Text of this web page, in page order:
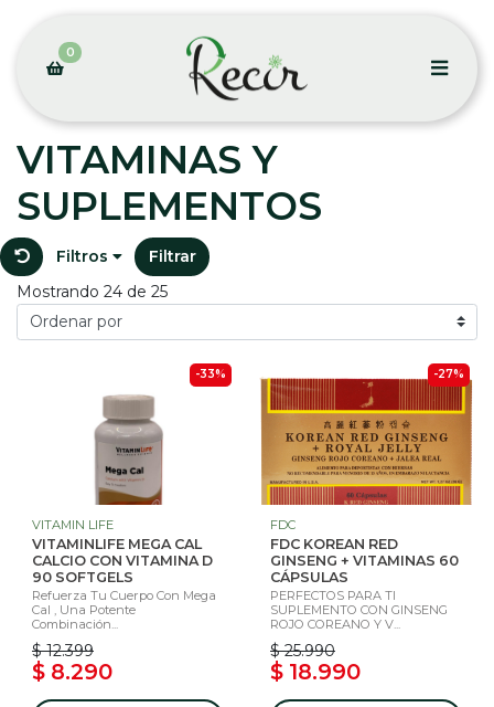
0
VITAMINAS Y
SUPLEMENTOS
Filtros
Filtrar
Mostrando 24 de 25
-33%
VITAMIN LIFE
VITAMINLIFE MEGA CAL
CALCIO CON VITAMINA D
90 SOFTGELS
Refuerza Tu Cuerpo Con Mega
Cal , Una Potente
Combinación...
$ 12.399
$ 8.290
-27%
FDC
FDC KOREAN RED
GINSENG + VITAMINAS 60
CÁPSULAS
PERFECTOS PARA TI
SUPLEMENTO CON GINSENG
ROJO COREANO Y V...
$ 25.990
$ 18.990